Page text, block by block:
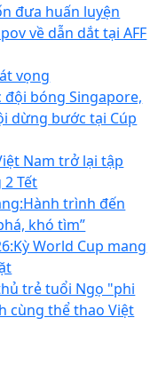
đưa huấn luyện
về dẫn dắt tại AFF
vọng
đội bóng Singapore,
dừng bước tại Cúp
Nam trở lại tập
Tết
trình đến
khó tìm”
World Cup mang
trẻ tuổi Ngọ "phi
cùng thể thao Việt